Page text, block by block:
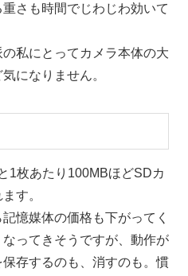
さも時間でじわじわ効いて
私にとってカメラ本体の大
になりません。
1枚あたり100MBほどSDカ
す。
憶媒体の価格も下がってく
ってきそうですが、動作が
存するのも、消すのも。慣